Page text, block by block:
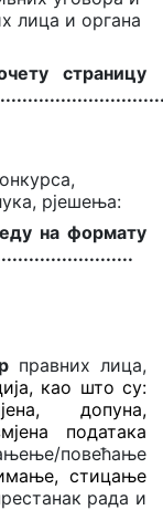
лица и органа
страницу
рјешења:
на формату
...........
правних лица,
као што су:
допуна,
података
повећање
стицање
рада и